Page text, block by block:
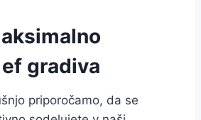
gradiva
priporočamo, da se